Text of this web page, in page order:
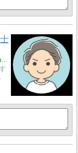
https://shimothi-communication.com/train-maintenance/